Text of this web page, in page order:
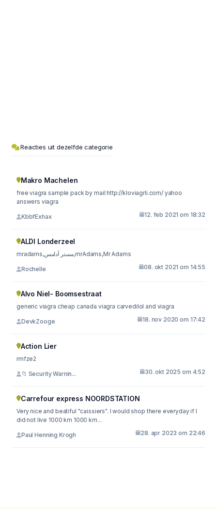
Reacties uit dezelfde categorie
Makro Machelen
free viagra sample pack by mail http://kloviagrli.com/ yahoo
answers viagra
KbbfExhax 12. feb 2021 om 18:32
ALDI Londerzeel
mradams,مستر آدامس,mrAdams,Mr Adams
Rochelle 08. okt 2021 om 14:55
Alvo Niel- Boomsestraat
generic viagra cheap canada viagra carvedilol and viagra
DevkZooge 18. nov 2020 om 17:42
Action Lier
rmfze2
📁 Security Warnin... 30. okt 2025 om 4:52
Carrefour express NOORDSTATION
Very nice and beatiful "caissiers". I would shop there everyday if I
did not live 1000 km 1000 km...
Paul Henning Krogh 28. apr 2023 om 22:46